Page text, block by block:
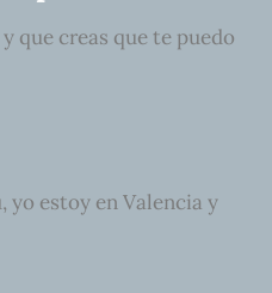
que creas que te puedo
yo estoy en Valencia y